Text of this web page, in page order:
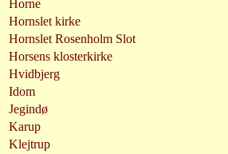
Horne
Hornslet kirke
Hornslet Rosenholm Slot
Horsens klosterkirke
Hvidbjerg
Idom
Jegindø
Karup
Klejtrup